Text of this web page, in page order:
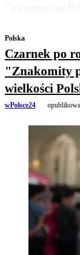
Polska
Czarnek po
"Znakomity
wielkości
wPolsce24